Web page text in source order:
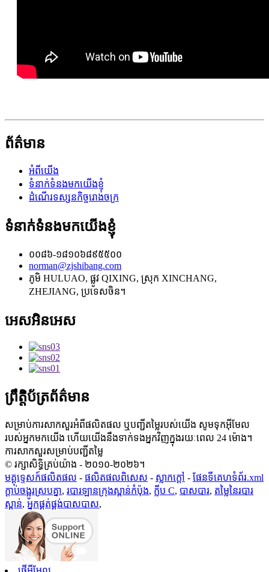
ព័ត៌មាន
អំពីយើង
ទំនាក់ទំនងមកយើងខ្ញុំ
ដំណើរទស្សនកិច្ចរោងចក្រ
ទំនាក់ទំនងមកយើងខ្ញុំ
០០៨៦-១៨១០៦៨៩៥៥០០
norman@zjshibang.com
ភូមិ HULUAO, ផ្លូវ QIXING, ស្រុក XINCHANG,
ZHEJIANG, ប្រទេសចិន។
អេសអិនអេស
ព្រឹត្តិប័ត្រព័ត៌មាន
សម្រាប់ការសាកសួរអំពីផលិតផល ឬបញ្ជីតម្លៃរបស់យើង សូមទុកអ៊ីមែល
របស់អ្នកមកយើង ហើយយើងនឹងទាក់ទងអ្នកវិញក្នុងរយៈពេល 24 ម៉ោង។
ការសាកសួរសម្រាប់បញ្ជីតម្លៃ
© រក្សាសិទ្ធិគ្រប់យ៉ាង - ២០១០-២០២៦។
មគ្គុទ្ទេសក៍ផលិតផល - ផលិតផលពិសេស - ស្លាក​ក្តៅ - ផែនទីគេហទំព័រ.xml
ក្ដាប់ចង្អូរស្របគ្នា, របារឡានក្រុងស្ពាន់កំប៉ុង, ក្លីប C, បាសបារ, តម្លៃនៃរបារ
ស្ពាន់, អ្នកផ្គត់ផ្គង់បាសបាស,